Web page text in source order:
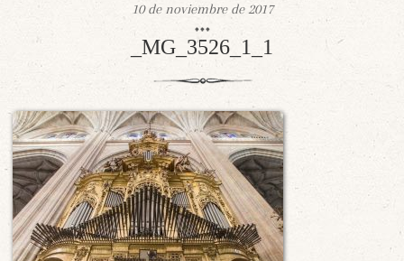
10 de noviembre de 2017
_MG_3526_1_1